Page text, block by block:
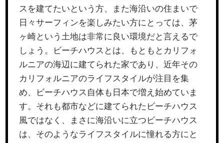
スを建てたいという方、また海沿いの住まいで
日々サーフィンを楽しみたい方にとっては、茅
ヶ崎という土地は非常に良い環境だと言えるで
しょう。ビーチハウスとは、もともとカリフォ
ルニアの海辺に建てられた家であり、近年その
カリフォルニアのライフスタイルが注目を集
め、ビーチハウス自体も日本で増え始めていま
す。それも都市などに建てられたビーチハウス
風ではなく、まさに海沿いに立つビーチハウス
は、そのようなライフスタイルに憧れる方にと